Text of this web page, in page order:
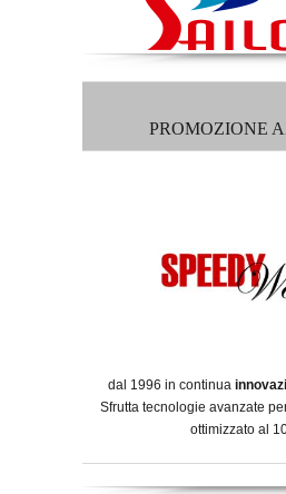
PROMOZIONE
dal 1996 in continua
Sfrutta tecnologie avanzate
ottimizzato al